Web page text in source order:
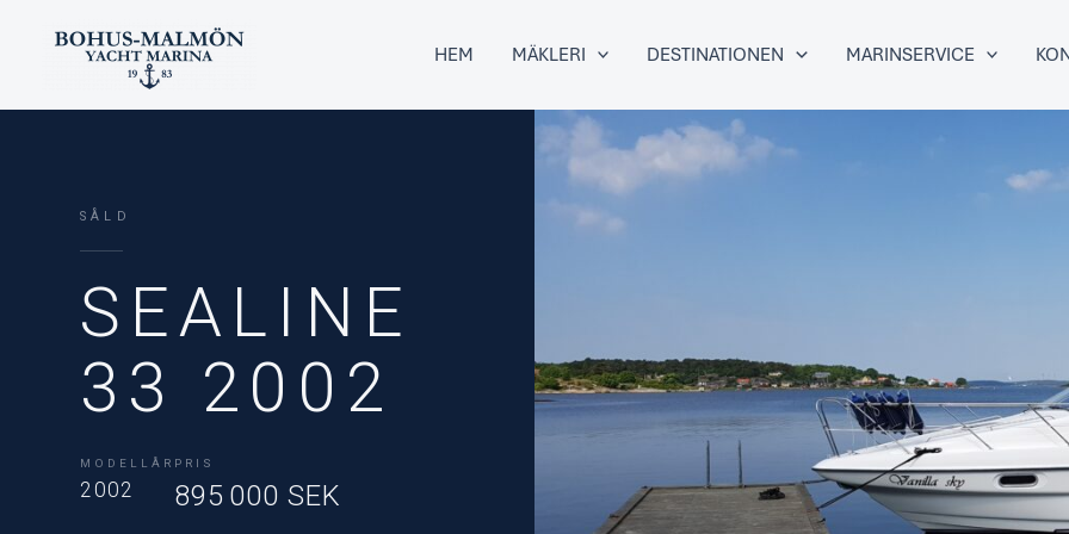
HEM MÄKLERI DESTINATIONEN MARINSERVICE
SÅLD
SEALINE
33 2002
MODELLÅR
2002
PRIS
895 000 SEK